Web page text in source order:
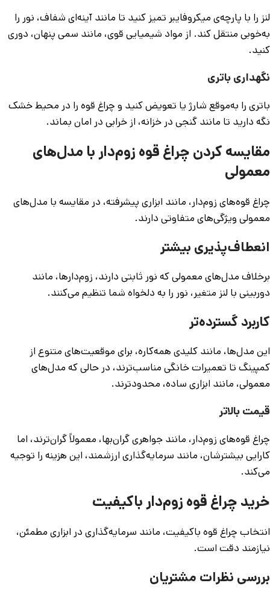
لنز را با پارچه‌ی میکروفایبر تمیز کنید تا مانند آینه‌ای شفاف، نور را
به‌خوبی منتقل کند. از مواد شیمیایی قوی، مانند سمی پنهان، دوری
کنید.
نگهداری باتری
باتری را به‌موقع شارژ یا تعویض کنید و چراغ قوه را در محیط خشک
نگه دارید تا مانند گنجی در خزانه، از خرابی در امان بماند.
مقایسه کردن چراغ قوه زوم‌دار با مدل‌های
معمولی
چراغ قوه‌های زوم‌دار، مانند ابزاری پیشرفته، در مقایسه با مدل‌های
معمولی ویژگی‌های متفاوتی دارند.
انعطاف‌پذیری بیشتر
برخلاف مدل‌های معمولی که نور ثابتی دارند، زوم‌دارها، مانند
دوربینی با لنز متغیر، نور را به دلخواه شما تنظیم می‌کنند.
کاربرد گسترده‌تر
این مدل‌ها، مانند کلیدی همه‌کاره، برای موقعیت‌های متنوع از
کمپینگ تا تعمیرات خانگی مناسب‌ترند، در حالی که مدل‌های
معمولی، مانند ابزاری ساده، محدودترند.
قیمت بالاتر
چراغ قوه‌های زوم‌دار، مانند جواهری گران‌بها، معمولاً گران‌ترند، اما
کارایی بیشترشان، مانند سرمایه‌گذاری ارزشمند، این هزینه را توجیه
می‌کند.
خرید چراغ قوه زوم‌دار باکیفیت
انتخاب چراغ قوه باکیفیت، مانند سرمایه‌گذاری در ابزاری مطمئن،
نیازمند دقت است.
بررسی نظرات مشتریان